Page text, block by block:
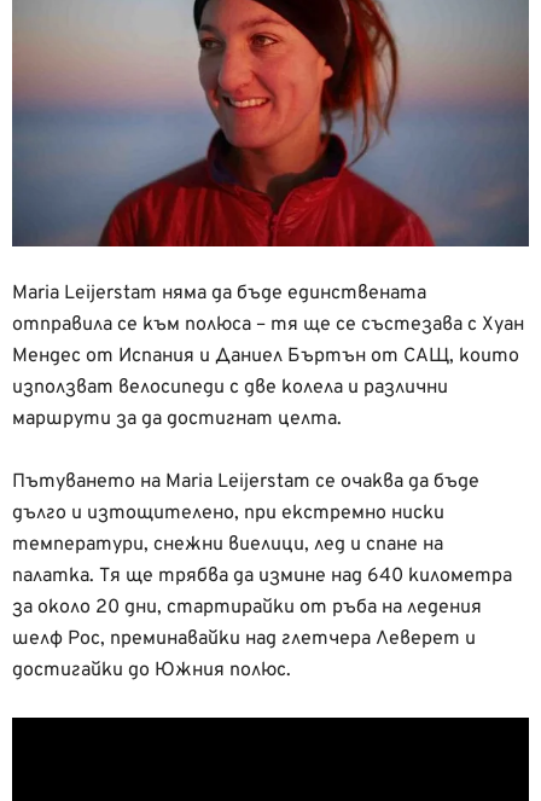
Maria Leijerstam няма да бъде единствената
отправила се към полюса – тя ще се състезава с Хуан
Мендес от Испания и Даниел Бъртън от САЩ, които
използват велосипеди с две колела и различни
маршрути за да достигнат целта.
Пътуването на Maria Leijerstam се очаква да бъде
дълго и изтощителено, при екстремно ниски
температури, снежни виелици, лед и спане на
палатка. Тя ще трябва да измине над 640 километра
за около 20 дни, стартирайки от ръба на ледения
шелф Рос, преминавайки над глетчера Леверет и
достигайки до Южния полюс.